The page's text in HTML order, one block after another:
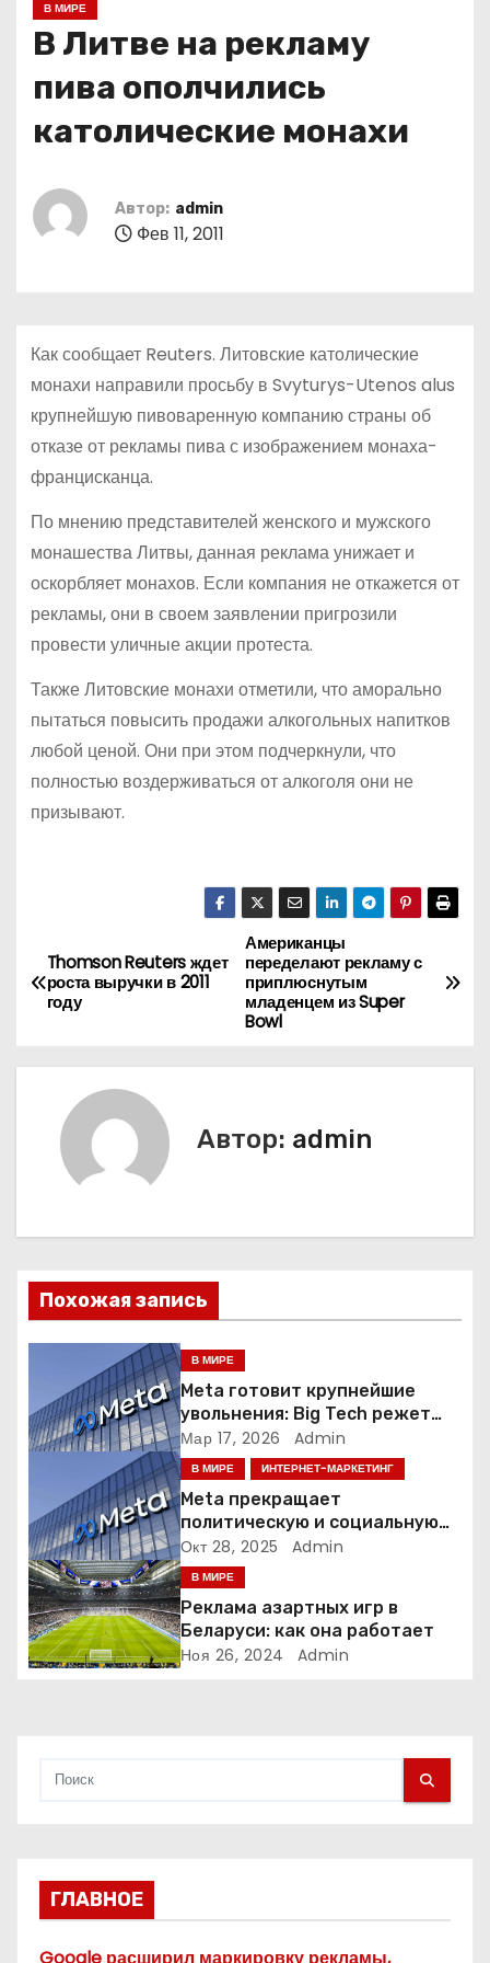
В МИРЕ
В Литве на рекламу
пива ополчились
католические монахи
Автор: admin
Фев 11, 2011
Как сообщает Reuters. Литовские католические
монахи направили просьбу в Svyturys-Utenos alus
крупнейшую пивоваренную компанию страны об
отказе от рекламы пива с изображением монаха-
францисканца.
По мнению представителей женского и мужского
монашества Литвы, данная реклама унижает и
оскорбляет монахов. Если компания не откажется от
рекламы, они в своем заявлении пригрозили
провести уличные акции протеста.
Также Литовские монахи отметили, что аморально
пытаться повысить продажи алкогольных напитков
любой ценой. Они при этом подчеркнули, что
полностью воздерживаться от алкоголя они не
призывают.
Н
а
ц
и
я
о
з
а
п
и
с
Американцы
переделают рекламу с
приплюснутым
младенцем из Super
Bowl
Thomson Reuters ждет
роста выручки в 2011
году
Автор: admin
Похожая запись
В МИРЕ
Meta готовит крупнейшие
увольнения: Big Tech режет
людей ради искусственного
интеллекта
Мар 17, 2026 Admin
В МИРЕ ИНТЕРНЕТ-МАРКЕТИНГ
Meta прекращает
политическую и социальную
рекламу в ЕС. Почему это
меняет рынок цифровой
рекламы?
Окт 28, 2025 Admin
В МИРЕ
Реклама азартных игр в
Беларуси: как она работает
Ноя 26, 2024 Admin
ГЛАВНОЕ